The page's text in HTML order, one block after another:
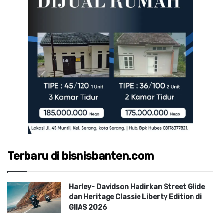
Terbaru di bisnisbanten.com
Harley- Davidson Hadirkan Street Glide
dan Heritage Classie Liberty Edition di
GIIAS 2026